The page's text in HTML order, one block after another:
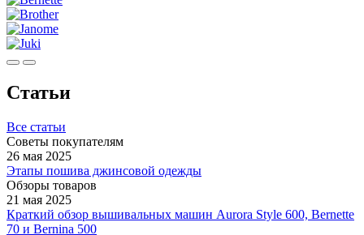
Статьи
Все статьи
Советы покупателям
26 мая 2025
Этапы пошива джинсовой одежды
Обзоры товаров
21 мая 2025
Краткий обзор вышивальных машин Aurora Style 600, Bernette
70 и Bernina 500